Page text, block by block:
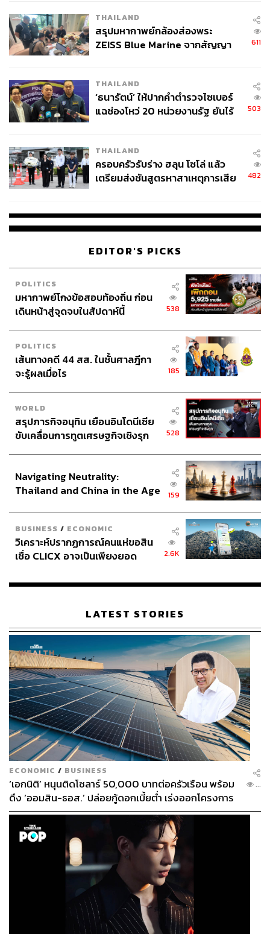
THAILAND
สรุปมหากาพย์กล้องส่องพระ
ZEISS Blue Marine จากสัญญา
จ่ายหนี้-แอบระบุแบรนด์
611
THAILAND
‘ธนารัตน์’ ให้ปากคำตำรวจไซเบอร์
แฉช่องโหว่ 20 หน่วยงานรัฐ ยันไร้
503
THAILAND
ครอบครัวรับร่าง ฮลุน โซโล่ แล้ว
เตรียมส่งชันสูตรหาสาเหตุการเสีย
482
EDITOR'S PICKS
POLITICS
มหากาพย์โกงข้อสอบท้องถิ่น ก่อน
เดินหน้าสู่จุดจบในสัปดาห์นี้
538
POLITICS
เส้นทางคดี 44 สส. ในชั้นศาลฎีกา
จะรู้ผลเมื่อไร
185
WORLD
สรุปภารกิจอนุทิน เยือนอินโดนีเซีย
ขับเคลื่อนการทูตเศรษฐกิจเชิงรุก
528
Navigating Neutrality:
Thailand and China in the Age
159
BUSINESS / ECONOMIC
วิเคราะห์ปรากฏการณ์คนแห่ขอสิน
เชื่อ CLICX อาจเป็นเพียงยอด
เรือนไทยที่ถูกซุกไว้
2.6K
LATEST STORIES
ECONOMIC / BUSINESS
‘เอกนิติ’ หนุนติดโซลาร์ 50,000 บาทต่อครัวเรือน พร้อม
ดึง ‘ออมสิน-ธอส.’ ปล่อยกู้ดอกเบี้ยต่ำ เร่งออกโครงการ
ภายใน 1 เดือน
...